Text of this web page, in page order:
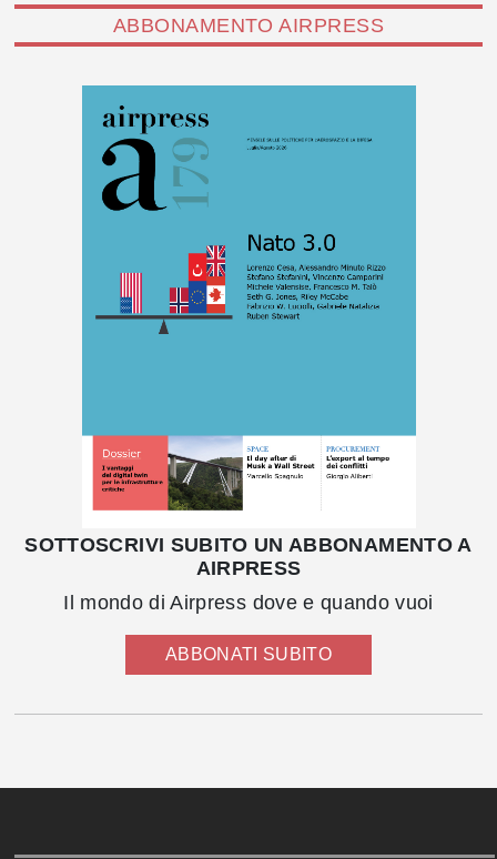
ABBONAMENTO AIRPRESS
SOTTOSCRIVI SUBITO UN ABBONAMENTO A
AIRPRESS
Il mondo di Airpress dove e quando vuoi
ABBONATI SUBITO